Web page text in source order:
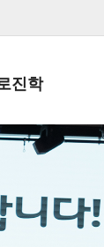
진학
항 및 입시자료
터